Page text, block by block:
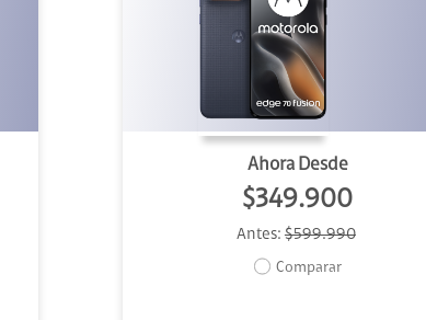
Ahora Desde
$349.900
Antes: $599.990
Comparar